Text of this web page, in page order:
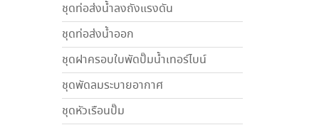
ชุดท่อส่งน้ำลงถังแรงดัน
ชุดท่อส่งน้ำออก
ชุดฝาครอบใบพัดปั๊มน้ำเทอร์ไบน์
ชุดพัดลมระบายอากาศ
ชุดหัวเรือนปั๊ม